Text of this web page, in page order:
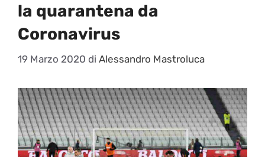
la quarantena da
Coronavirus
19 Marzo 2020 di Alessandro Mastroluca